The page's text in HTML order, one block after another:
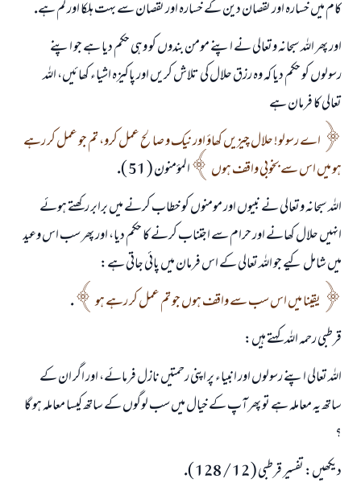
كام ميں خسارہ اور نقصان دين كے خسارہ اور نقصان سے بہت ہلكا اور كم ہے.
اور پھر اللہ سبحانہ وتعالى نے اپنے مومن بندوں كو وہى حكم ديا ہے جو اپنے
رسولوں كو حكم ديا كہ وہ رزق حلال كى تلاش كريں اور پاكيزہ اشياء كھائيں، اللہ
تعالى كا فرمان ہے
اے رسولو! حلال چيزيں كھاؤ اور نيك و صالح عمل كرو، تم جو عمل كر رہے
ہو ميں اس سے بخوبى واقف ہوں
المؤمنون ( 51 ).
اللہ سبحانہ وتعالى نے نبيوں اور مومنوں كو خطاب كرنے ميں برابر ركھتے ہوئے
انہيں حلال كھانے اور حرام سے اجتناب كرنے كا حكم ديا، اور پھر سب اس وعيد
ميں شامل كيے جو اللہ تعالى كے اس فرمان ميں پائى جاتى ہے:
يقينا ميں اس سب سے واقف ہوں جو تم عمل كر رہے ہو
.
قرطبى رحمہ اللہ كہتے ہيں:
اللہ تعالى اپنے رسولوں اور انبياء پر اپنى رحمتيں نازل فرمائے، اور اگر ان كے
ساتھ يہ معاملہ ہے تو پھر آپ كے خيال ميں سب لوگوں كے ساتھ كيسا معاملہ ہو گا
؟
ديكھيں: تفسير قرطبى ( 12 / 128 ).